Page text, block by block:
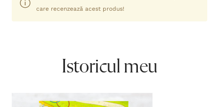
care recenzează acest produs!
Istoricul meu